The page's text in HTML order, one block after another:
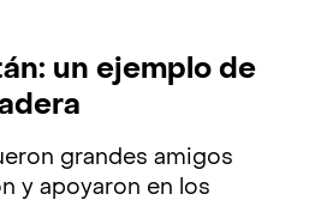
un ejemplo de
grandes amigos
y apoyaron en los